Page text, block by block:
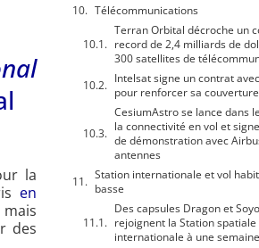
la
en
des
Télécommunications
Terran Orbital décroche un
record de 2,4 milliards de
300 satellites de
Intelsat signe un contrat
pour renforcer sa
CesiumAstro se lance dans
la connectivité en vol et
de démonstration avec
antennes
Station internationale et vol
basse
Des capsules Dragon et
rejoignent la Station spatiale
internationale à une